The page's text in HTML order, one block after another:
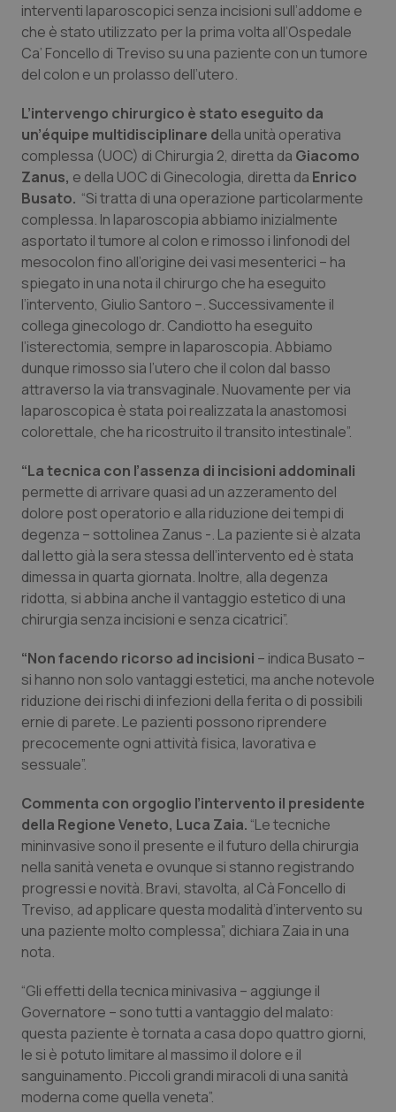
Emilia-Romagna
Friuli Venezia Giulia
Lazio
Liguria
Lombardia
Marche
Molise
Piemonte
Provincia Autonoma di Bolzano
Provincia Autonoma di Trento
Puglia
Sardegna
Sicilia
Toscana
Umbria
Valle D’Aosta
Veneto
Colesterolo & coronaropatie
Dermatite Atopica
Diabete & glucometri
Disturbi dell’umore
Dolore
Donna & Salute
Epatiti
HIV
Infezioni & Febbre
Ipertensione & Scompenso
Malattie rare
Malattia di Crohn & Rettocolite Ulcerosa
Neuroscienze & patologie neurodegenerative
Obesità
Oftalmologia
Oncodermatologia
Oncoematologia
Oncologia & Nutrizione
Psoriasi & pelle
Quotidiano Cardiologia
Quotidiano Chirurgia
Quotidiano Oncologia
Quotidiano Pediatria
Rene & patologie urogenitali
interventi laparoscopici senza incisioni sull’addome e
che è stato utilizzato per la prima volta all’Ospedale
Ca’ Foncello di Treviso su una paziente con un tumore
del colon e un prolasso dell’utero.
L’intervengo chirurgico è stato eseguito da
un’équipe multidisciplinare della unità operativa
complessa (UOC) di Chirurgia 2, diretta da Giacomo
Zanus, e della UOC di Ginecologia, diretta da Enrico
Busato. “Si tratta di una operazione particolarmente
complessa. In laparoscopia abbiamo inizialmente
asportato il tumore al colon e rimosso i linfonodi del
mesocolon fino all’origine dei vasi mesenterici – ha
spiegato in una nota il chirurgo che ha eseguito
l’intervento, Giulio Santoro –. Successivamente il
collega ginecologo dr. Candiotto ha eseguito
l’isterectomia, sempre in laparoscopia. Abbiamo
dunque rimosso sia l’utero che il colon dal basso
attraverso la via transvaginale. Nuovamente per via
laparoscopica è stata poi realizzata la anastomosi
colorettale, che ha ricostruito il transito intestinale”.
“La tecnica con l’assenza di incisioni addominali
permette di arrivare quasi ad un azzeramento del
dolore post operatorio e alla riduzione dei tempi di
degenza – sottolinea Zanus -. La paziente si è alzata
dal letto già la sera stessa dell’intervento ed è stata
dimessa in quarta giornata. Inoltre, alla degenza
ridotta, si abbina anche il vantaggio estetico di una
chirurgia senza incisioni e senza cicatrici”.
“Non facendo ricorso ad incisioni – indica Busato –
si hanno non solo vantaggi estetici, ma anche notevole
riduzione dei rischi di infezioni della ferita o di possibili
ernie di parete. Le pazienti possono riprendere
precocemente ogni attività fisica, lavorativa e
sessuale”.
Commenta con orgoglio l’intervento il presidente
della Regione Veneto, Luca Zaia. “Le tecniche
mininvasive sono il presente e il futuro della chirurgia
nella sanità veneta e ovunque si stanno registrando
progressi e novità. Bravi, stavolta, al Cà Foncello di
Treviso, ad applicare questa modalità d’intervento su
una paziente molto complessa”, dichiara Zaia in una
nota.
“Gli effetti della tecnica minivasiva – aggiunge il
Governatore – sono tutti a vantaggio del malato:
questa paziente è tornata a casa dopo quattro giorni,
le si è potuto limitare al massimo il dolore e il
sanguinamento. Piccoli grandi miracoli di una sanità
moderna come quella veneta”.